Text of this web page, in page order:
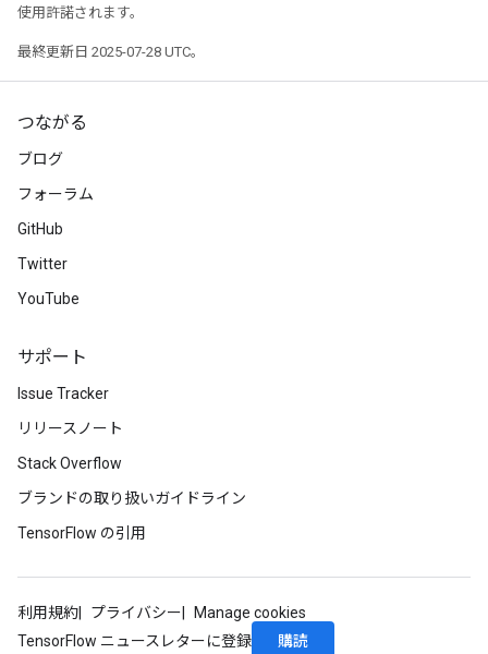
使用許諾されます。
最終更新日 2025-07-28 UTC。
つながる
ブログ
フォーラム
GitHub
Twitter
YouTube
サポート
Issue Tracker
リリースノート
Stack Overflow
ブランドの取り扱いガイドライン
TensorFlow の引用
利用規約 プライバシー
Manage cookies
TensorFlow ニュースレターに登録
購読